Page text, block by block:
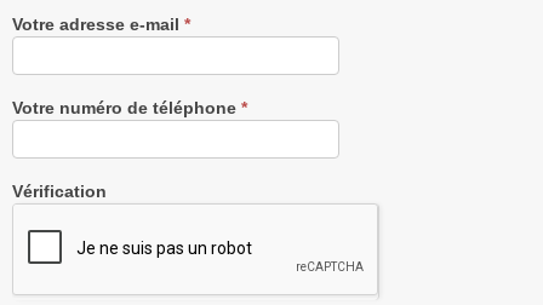
Votre adresse e-mail *
Votre numéro de téléphone *
Vérification